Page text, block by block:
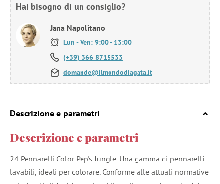
Hai bisogno di un consiglio?
Jana Napolitano
Lun - Ven: 9:00 - 13:00
(+39) 366 8715533
domande@ilmondodiagata.it
Descrizione e parametri
Descrizione e parametri
24 Pennarelli Color Pep's Jungle. Una gamma di pennarelli
lavabili, ideali per colorare. Conforme alle attuali normative